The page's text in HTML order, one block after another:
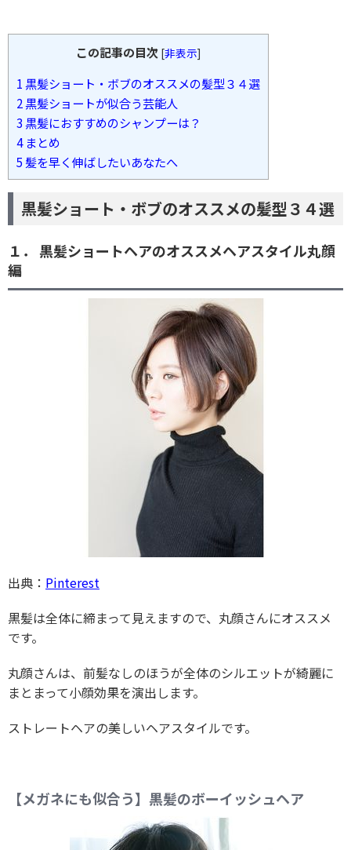
この記事の目次 [非表示]
1黒髪ショート・ボブのオススメの髪型３４選
2黒髪ショートが似合う芸能人
3黒髪におすすめのシャンプーは？
4まとめ
5 髪を早く伸ばしたいあなたへ
黒髪ショート・ボブのオススメの髪型３４選
１． 黒髪ショートヘアのオススメヘアスタイル丸顔
編
出典： Pinterest
黒髪は全体に締まって見えますので、丸顔さんにオススメ
です。
丸顔さんは、前髪なしのほうが全体のシルエットが綺麗に
まとまって小顔効果を演出します。
ストレートヘアの美しいヘアスタイルです。
【メガネにも似合う】黒髪のボーイッシュヘア